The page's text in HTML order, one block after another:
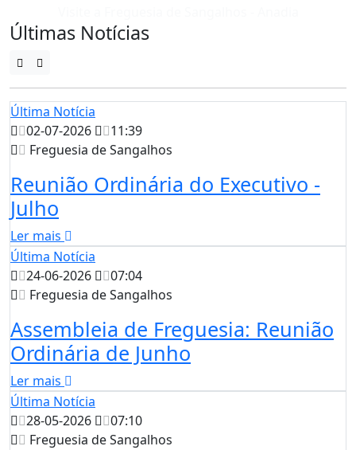
Últimas Notícias
Última Notícia
02-07-2026
11:39
Freguesia de Sangalhos
Reunião Ordinária do Executivo -
Julho
Ler mais
Última Notícia
24-06-2026
07:04
Freguesia de Sangalhos
Assembleia de Freguesia: Reunião
Ordinária de Junho
Ler mais
Última Notícia
28-05-2026
07:10
Freguesia de Sangalhos